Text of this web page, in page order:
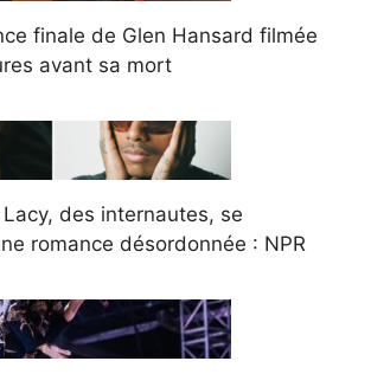
finale de Glen Hansard filmée
avant sa mort
des internautes, se
romance désordonnée : NPR